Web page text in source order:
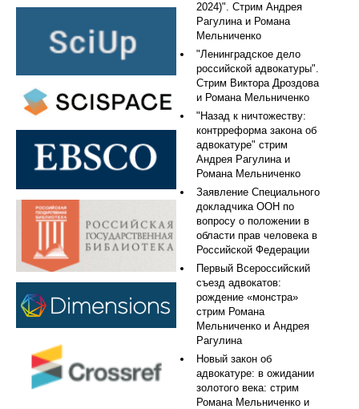
2024)". Стрим Андрея
Рагулина и Романа
Мельниченко
"Ленинградское дело
российской адвокатуры".
Стрим Виктора Дроздова
и Романа Мельниченко
"Назад к ничтожеству:
контрреформа закона об
адвокатуре" стрим
Андрея Рагулина и
Романа Мельниченко
Заявление Специального
докладчика ООН по
вопросу о положении в
области прав человека в
Российской Федерации
Первый Всероссийский
съезд адвокатов:
рождение «монстра»
стрим Романа
Мельниченко и Андрея
Рагулина
Новый закон об
адвокатуре: в ожидании
золотого века: стрим
Романа Мельниченко и